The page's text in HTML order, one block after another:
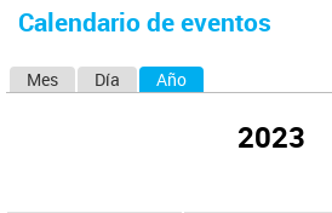
usted
Calendario de eventos
Mes Día Año
2023